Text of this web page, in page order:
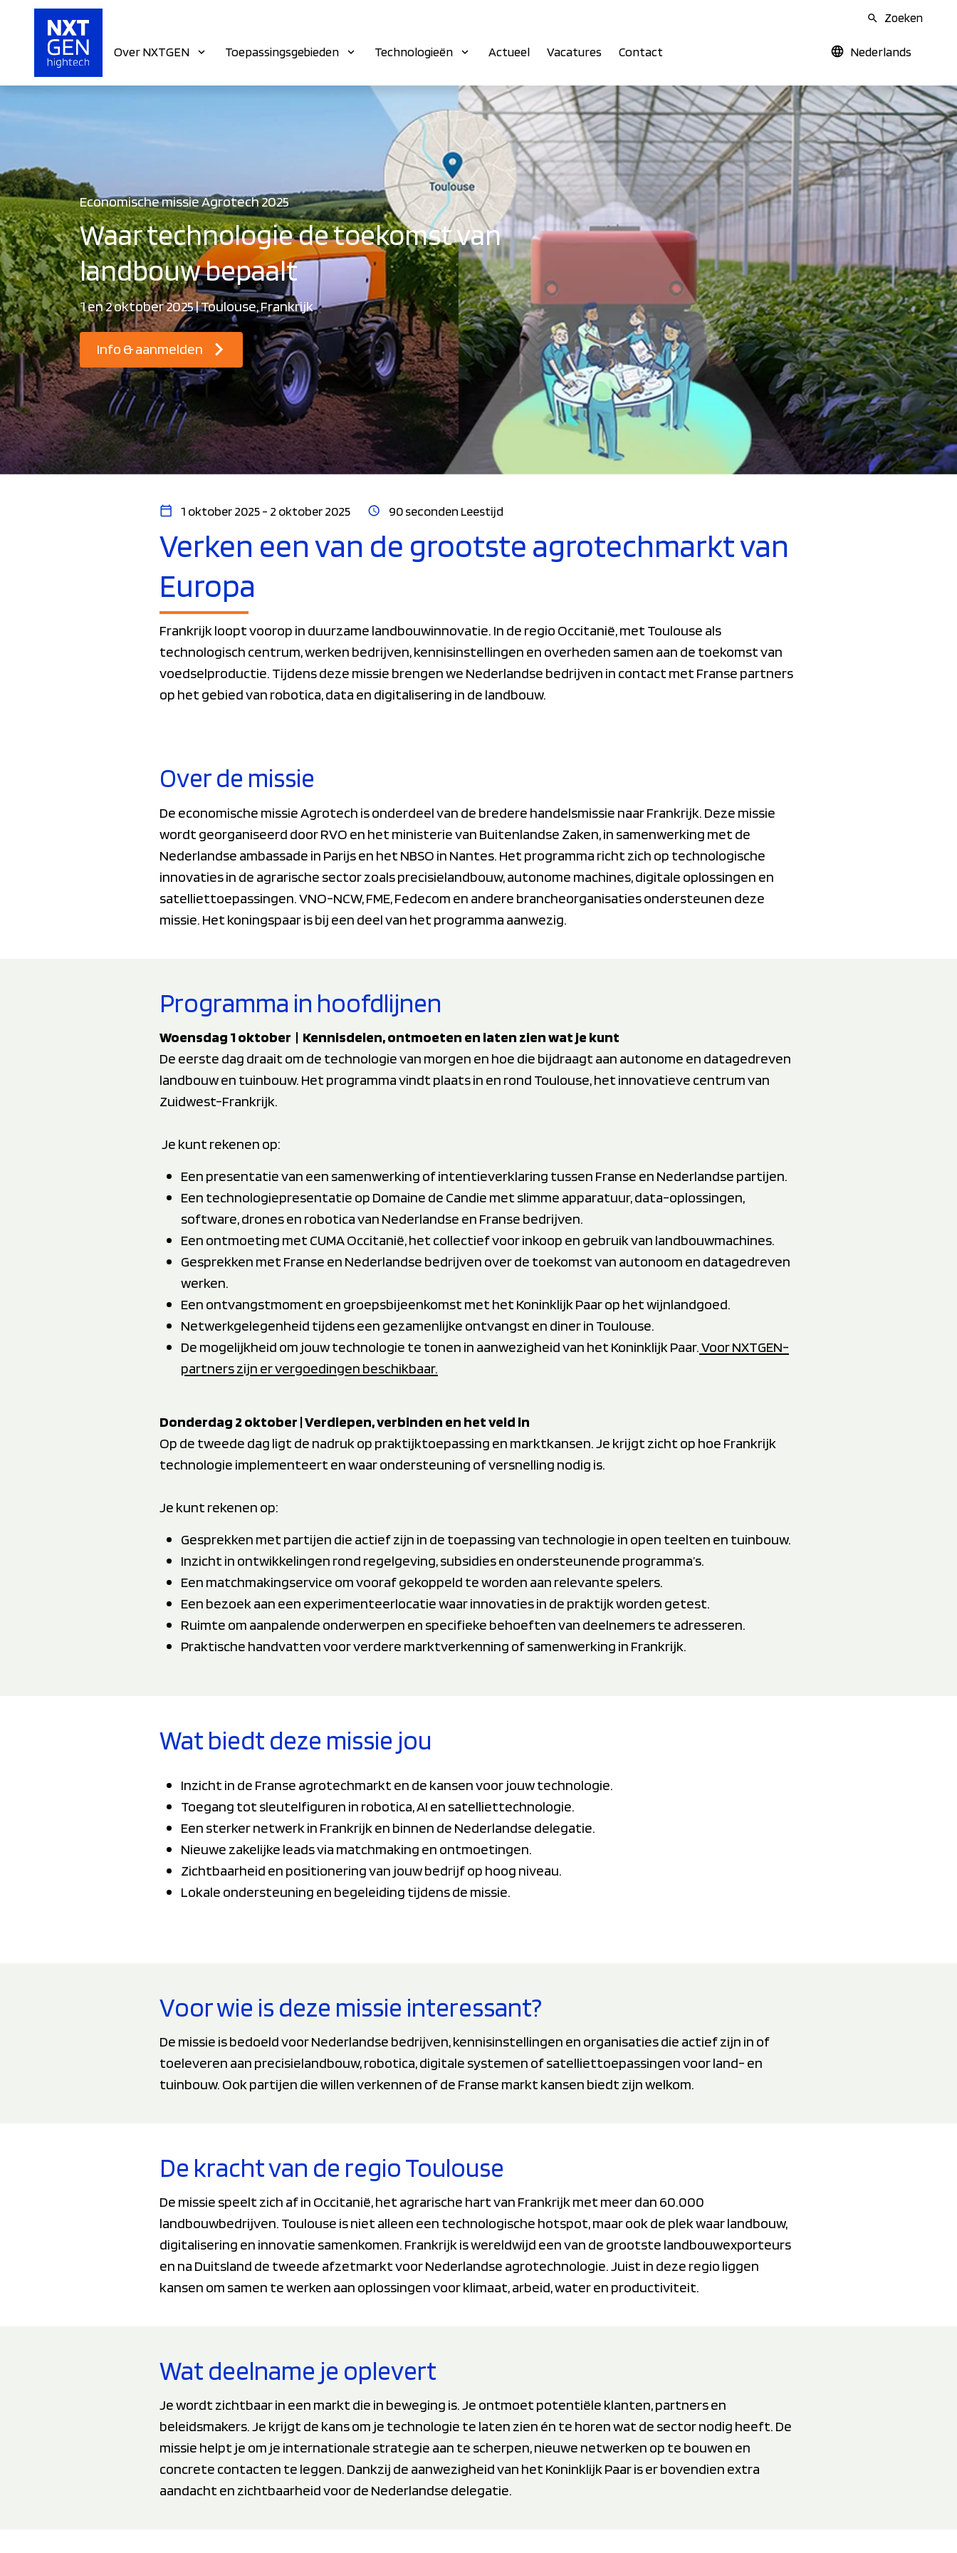
Zoeken
Over NXTGEN Toepassingsgebieden Technologieën Actueel Vacatures Contact Nederlands
Economische missie Agrotech 2025
Waar technologie de toekomst van
landbouw bepaalt
1 en 2 oktober 2025 | Toulouse, Frankrijk
Info & aanmelden
1 oktober 2025 - 2 oktober 2025 90 seconden Leestijd
Verken een van de grootste agrotechmarkt van
Europa
Frankrijk loopt voorop in duurzame landbouwinnovatie. In de regio Occitanië, met Toulouse als
technologisch centrum, werken bedrijven, kennisinstellingen en overheden samen aan de toekomst van
voedselproductie. Tijdens deze missie brengen we Nederlandse bedrijven in contact met Franse partners
op het gebied van robotica, data en digitalisering in de landbouw.
Over de missie
De economische missie Agrotech is onderdeel van de bredere handelsmissie naar Frankrijk. Deze missie
wordt georganiseerd door RVO en het ministerie van Buitenlandse Zaken, in samenwerking met de
Nederlandse ambassade in Parijs en het NBSO in Nantes. Het programma richt zich op technologische
innovaties in de agrarische sector zoals precisielandbouw, autonome machines, digitale oplossingen en
satelliettoepassingen. VNO-NCW, FME, Fedecom en andere brancheorganisaties ondersteunen deze
missie. Het koningspaar is bij een deel van het programma aanwezig.
Programma in hoofdlijnen
Woensdag 1 oktober | Kennisdelen, ontmoeten en laten zien wat je kunt
De eerste dag draait om de technologie van morgen en hoe die bijdraagt aan autonome en datagedreven
landbouw en tuinbouw. Het programma vindt plaats in en rond Toulouse, het innovatieve centrum van
Zuidwest-Frankrijk.
Je kunt rekenen op:
Een presentatie van een samenwerking of intentieverklaring tussen Franse en Nederlandse partijen.
Een technologiepresentatie op Domaine de Candie met slimme apparatuur, data-oplossingen,
software, drones en robotica van Nederlandse en Franse bedrijven.
Een ontmoeting met CUMA Occitanië, het collectief voor inkoop en gebruik van landbouwmachines.
Gesprekken met Franse en Nederlandse bedrijven over de toekomst van autonoom en datagedreven
werken.
Een ontvangstmoment en groepsbijeenkomst met het Koninklijk Paar op het wijnlandgoed.
Netwerkgelegenheid tijdens een gezamenlijke ontvangst en diner in Toulouse.
De mogelijkheid om jouw technologie te tonen in aanwezigheid van het Koninklijk Paar.Voor NXTGEN-
partners zijn er vergoedingen beschikbaar.
Donderdag 2 oktober | Verdiepen, verbinden en het veld in
Op de tweede dag ligt de nadruk op praktijktoepassing en marktkansen. Je krijgt zicht op hoe Frankrijk
technologie implementeert en waar ondersteuning of versnelling nodig is.
Je kunt rekenen op:
Gesprekken met partijen die actief zijn in de toepassing van technologie in open teelten en tuinbouw.
Inzicht in ontwikkelingen rond regelgeving, subsidies en ondersteunende programma’s.
Een matchmakingservice om vooraf gekoppeld te worden aan relevante spelers.
Een bezoek aan een experimenteerlocatie waar innovaties in de praktijk worden getest.
Ruimte om aanpalende onderwerpen en specifieke behoeften van deelnemers te adresseren.
Praktische handvatten voor verdere marktverkenning of samenwerking in Frankrijk.
Wat biedt deze missie jou
Inzicht in de Franse agrotechmarkt en de kansen voor jouw technologie.
Toegang tot sleutelfiguren in robotica, AI en satelliettechnologie.
Een sterker netwerk in Frankrijk en binnen de Nederlandse delegatie.
Nieuwe zakelijke leads via matchmaking en ontmoetingen.
Zichtbaarheid en positionering van jouw bedrijf op hoog niveau.
Lokale ondersteuning en begeleiding tijdens de missie.
Voor wie is deze missie interessant?
De missie is bedoeld voor Nederlandse bedrijven, kennisinstellingen en organisaties die actief zijn in of
toeleveren aan precisielandbouw, robotica, digitale systemen of satelliettoepassingen voor land- en
tuinbouw. Ook partijen die willen verkennen of de Franse markt kansen biedt zijn welkom.
De kracht van de regio Toulouse
De missie speelt zich af in Occitanië, het agrarische hart van Frankrijk met meer dan 60.000
landbouwbedrijven. Toulouse is niet alleen een technologische hotspot, maar ook de plek waar landbouw,
digitalisering en innovatie samenkomen. Frankrijk is wereldwijd een van de grootste landbouwexporteurs
en na Duitsland de tweede afzetmarkt voor Nederlandse agrotechnologie. Juist in deze regio liggen
kansen om samen te werken aan oplossingen voor klimaat, arbeid, water en productiviteit.
Wat deelname je oplevert
Je wordt zichtbaar in een markt die in beweging is. Je ontmoet potentiële klanten, partners en
beleidsmakers. Je krijgt de kans om je technologie te laten zien én te horen wat de sector nodig heeft. De
missie helpt je om je internationale strategie aan te scherpen, nieuwe netwerken op te bouwen en
concrete contacten te leggen. Dankzij de aanwezigheid van het Koninklijk Paar is er bovendien extra
aandacht en zichtbaarheid voor de Nederlandse delegatie.